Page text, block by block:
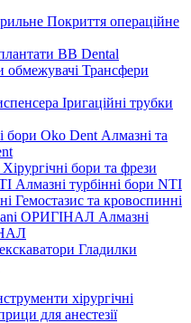
Покриття операційне
BB Dental
Трансфери
Іригаційні трубки
Алмазні та
Хірургічні бори та фрези
Алмазні турбінні бори NTI
Гемостазис та кровоспинні
Алмазні
Гладилки
хірургічні
для анестезії